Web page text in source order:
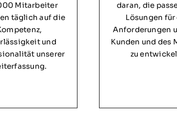
Mitarbeiter
täglich auf die
und
unserer
daran, die
Lösungen für
Anforderungen
Kunden und des
zu